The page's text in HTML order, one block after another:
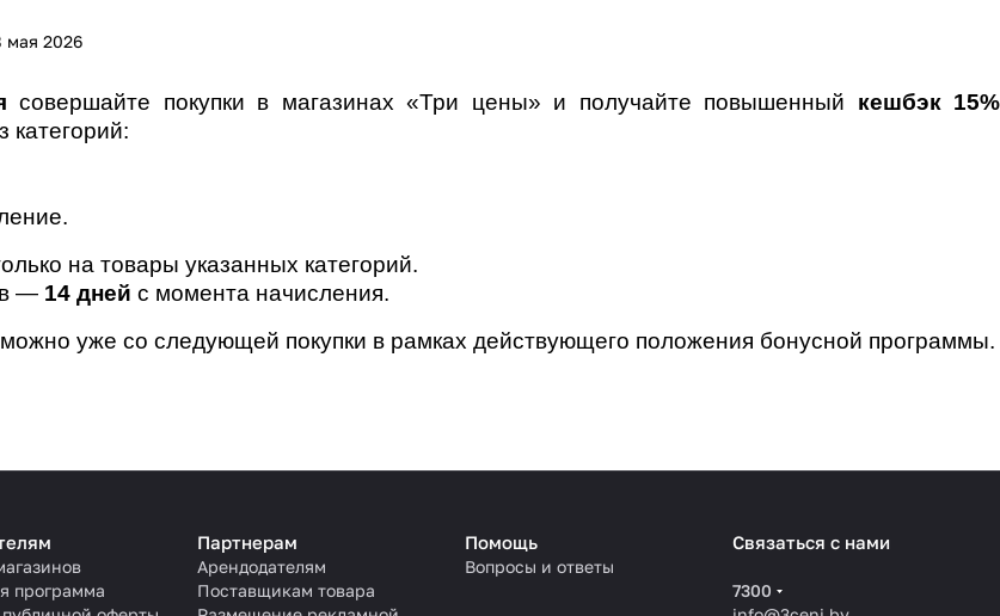
мая 2026
совершайте покупки в магазинах «Три цены» и получайте повышенный кешбэк 15%
категорий:
.
на товары указанных категорий.
— 14 дней с момента начисления.
уже со следующей покупки в рамках действующего положения бонусной программы.
программа
Партнерам
Арендодателям
Поставщикам товара
Помощь
Вопросы и ответы
Связаться с нами
7300